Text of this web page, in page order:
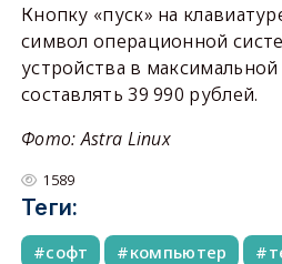
Кнопку «пуск» на
символ операционной
устройства в
составлять 39 990 рублей.
Фото: Astra Linux
1589
Теги:
софт компьютер